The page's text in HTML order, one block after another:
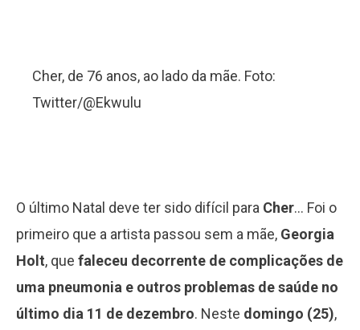
Cher, de 76 anos, ao lado da mãe. Foto:
Twitter/@Ekwulu
O último Natal deve ter sido difícil para Cher… Foi o
primeiro que a artista passou sem a mãe, Georgia
Holt, que faleceu decorrente de complicações de
uma pneumonia e outros problemas de saúde no
último dia 11 de dezembro. Neste domingo (25),